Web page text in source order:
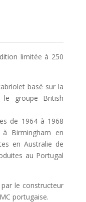
limitée à 250
basé sur la
le groupe British
de 1964 à 1968
à Birmingham en
en Australie de
au Portugal
le constructeur
portugaise.